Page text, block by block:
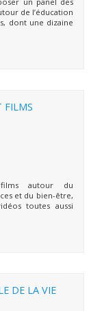
de l’éducation
dont une dizaine
FILMS
autour du
et du bien-être,
toutes aussi
DE LA VIE